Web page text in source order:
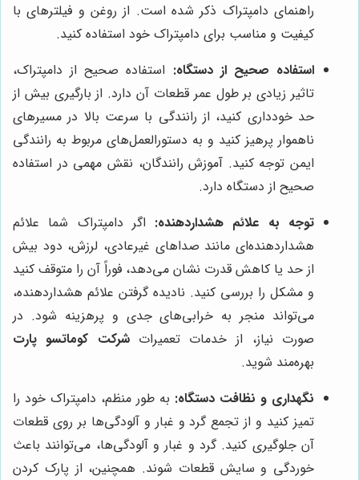
راهنمای دامپتراک ذکر شده است. از روغن و فیلترهای با
کیفیت و مناسب برای دامپتراک خود استفاده کنید.
استفاده صحیح از دستگاه: استفاده صحیح از دامپتراک،
تاثیر زیادی بر طول عمر قطعات آن دارد. از بارگیری بیش از
حد خودداری کنید، از رانندگی با سرعت بالا در مسیرهای
ناهموار پرهیز کنید و به دستورالعمل‌های مربوط به رانندگی
ایمن توجه کنید. آموزش رانندگان، نقش مهمی در استفاده
صحیح از دستگاه دارد.
توجه به علائم هشداردهنده: اگر دامپتراک شما علائم
هشداردهنده‌ای مانند صداهای غیرعادی، لرزش، دود بیش
از حد یا کاهش قدرت نشان می‌دهد، فوراً آن را متوقف کنید
و مشکل را بررسی کنید. نادیده گرفتن علائم هشداردهنده،
می‌تواند منجر به خرابی‌های جدی و پرهزینه شود. در
صورت نیاز، از خدمات تعمیراتشرکت کوماتسو پارت
بهره‌مند شوید.
نگهداری و نظافت دستگاه: به طور منظم، دامپتراک خود را
تمیز کنید و از تجمع گرد و غبار و آلودگی‌ها بر روی قطعات
آن جلوگیری کنید. گرد و غبار و آلودگی‌ها، می‌توانند باعث
خوردگی و سایش قطعات شوند. همچنین، از پارک کردن